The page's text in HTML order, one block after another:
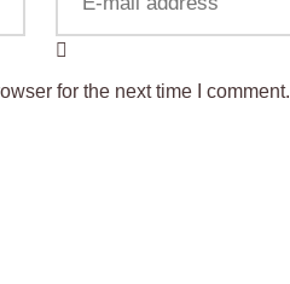
for the next time I comment.